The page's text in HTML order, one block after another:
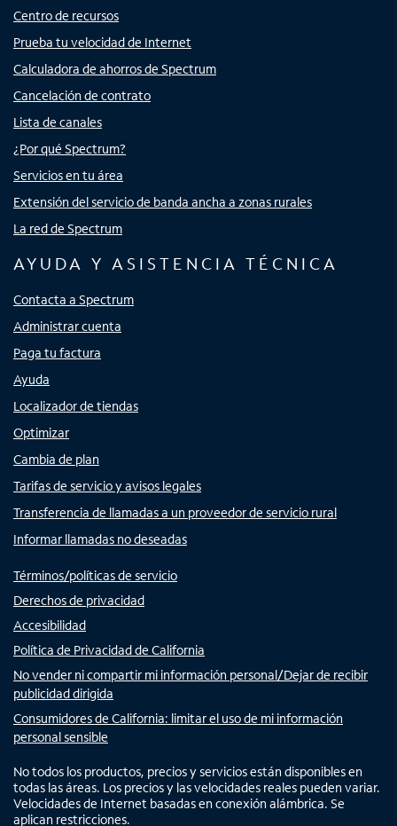
Centro de recursos
Prueba tu velocidad de Internet
Calculadora de ahorros de Spectrum
Cancelación de contrato
Lista de canales
¿Por qué Spectrum?
Servicios en tu área
Extensión del servicio de banda ancha a zonas rurales
La red de Spectrum
AYUDA Y ASISTENCIA TÉCNICA
Contacta a Spectrum
Administrar cuenta
Paga tu factura
Ayuda
Localizador de tiendas
Optimizar
Cambia de plan
Tarifas de servicio y avisos legales
Transferencia de llamadas a un proveedor de servicio rural
Informar llamadas no deseadas
Términos/políticas de servicio
Derechos de privacidad
Accesibilidad
Política de Privacidad de California
No vender ni compartir mi información personal/Dejar de recibir
publicidad dirigida
Consumidores de California: limitar el uso de mi información
personal sensible
No todos los productos, precios y servicios están disponibles en
todas las áreas. Los precios y las velocidades reales pueden variar.
Velocidades de Internet basadas en conexión alámbrica. Se
aplican restricciones.